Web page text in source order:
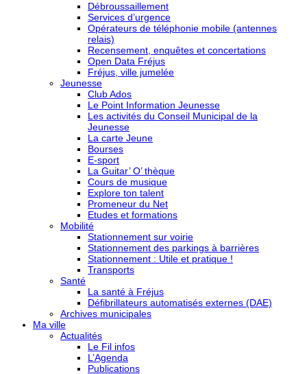
Débroussaillement
Services d’urgence
Opérateurs de téléphonie mobile (antennes
relais)
Recensement, enquêtes et concertations
Open Data Fréjus
Fréjus, ville jumelée
Jeunesse
Club Ados
Le Point Information Jeunesse
Les activités du Conseil Municipal de la
Jeunesse
La carte Jeune
Bourses
E-sport
La Guitar’ O’ thèque
Cours de musique
Explore ton talent
Promeneur du Net
Etudes et formations
Mobilité
Stationnement sur voirie
Stationnement des parkings à barrières
Stationnement : Utile et pratique !
Transports
Santé
La santé à Fréjus
Défibrillateurs automatisés externes (DAE)
Archives municipales
Ma ville
Actualités
Le Fil infos
L’Agenda
Publications